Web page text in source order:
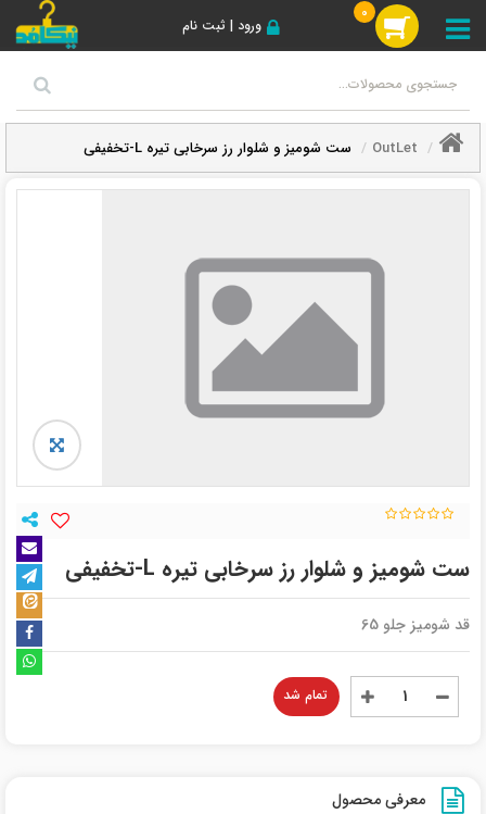
ورود | ثبت نام
0
OutLet ست شومیز و شلوار رز سرخابی تیره L-تخفیفی
ست شومیز و شلوار رز سرخابی تیره L-تخفیفی
قد شومیز جلو 65
تمام شد
معرفی محصول